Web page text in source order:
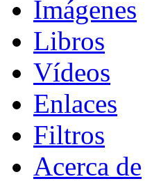
Imágenes
Libros
Vídeos
Enlaces
Filtros
Acerca de